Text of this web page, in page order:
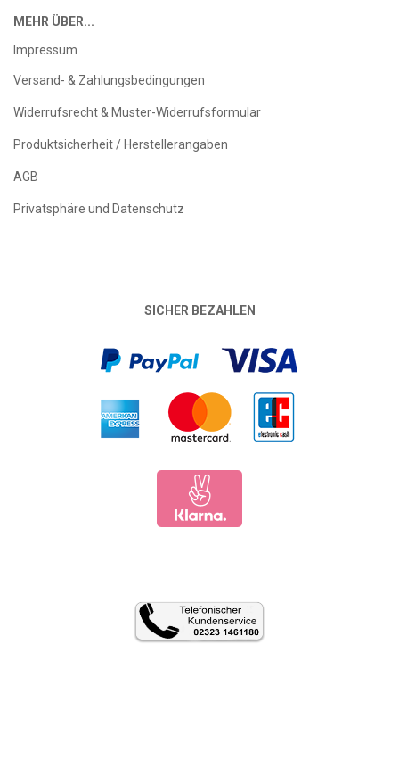
MEHR ÜBER...
Impressum
Versand- & Zahlungsbedingungen
Widerrufsrecht & Muster-Widerrufsformular
Produktsicherheit / Herstellerangaben
AGB
Privatsphäre und Datenschutz
SICHER BEZAHLEN